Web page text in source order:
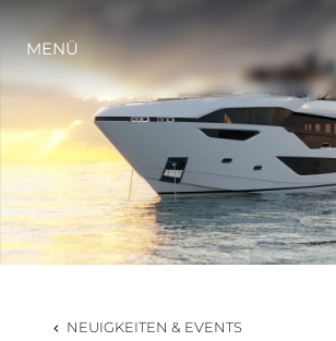
LIFESTYLE
INNOVATION
DIE FIRMA
DAS TEAM
MENÜ
NEUIGKEITEN & EVENTS